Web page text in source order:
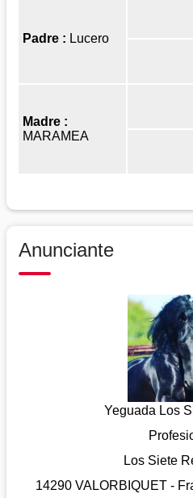
Padre : Lucero
Madre :
MARAMEA
Anunciante
Yeguada Los
Los Siete
14290 VALORBIQUET -